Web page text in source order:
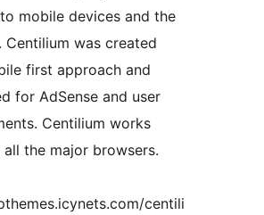
mobile devices and the
Centilium was created
first approach and
for AdSense and user
Centilium works
the major browsers.
centili